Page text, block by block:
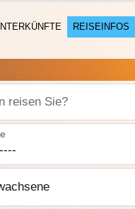
REISEINFOS
reisen Sie?